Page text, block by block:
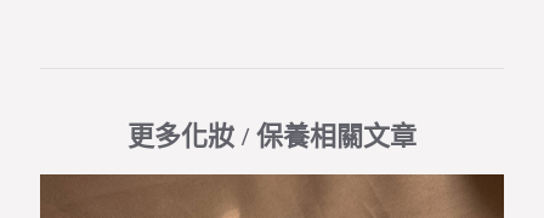
更多化妝 / 保養相關文章